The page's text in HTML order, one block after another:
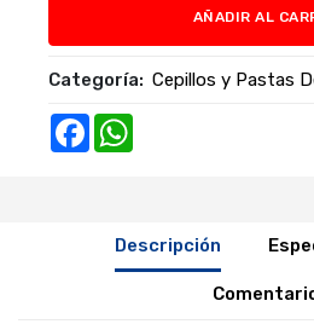
AÑADIR AL
Categoría: Cepillos y Pastas
Facebook
Descripción